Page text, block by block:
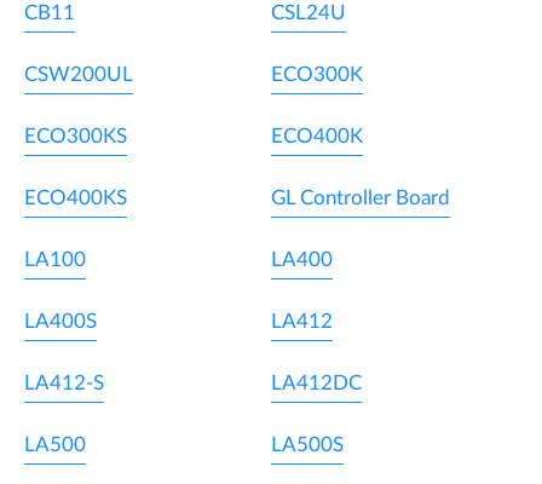
CB11 CSL24U
CSW200UL ECO300K
ECO300KS ECO400K
ECO400KS GL Controller Board
LA100 LA400
LA400S LA412
LA412-S LA412DC
LA500 LA500S